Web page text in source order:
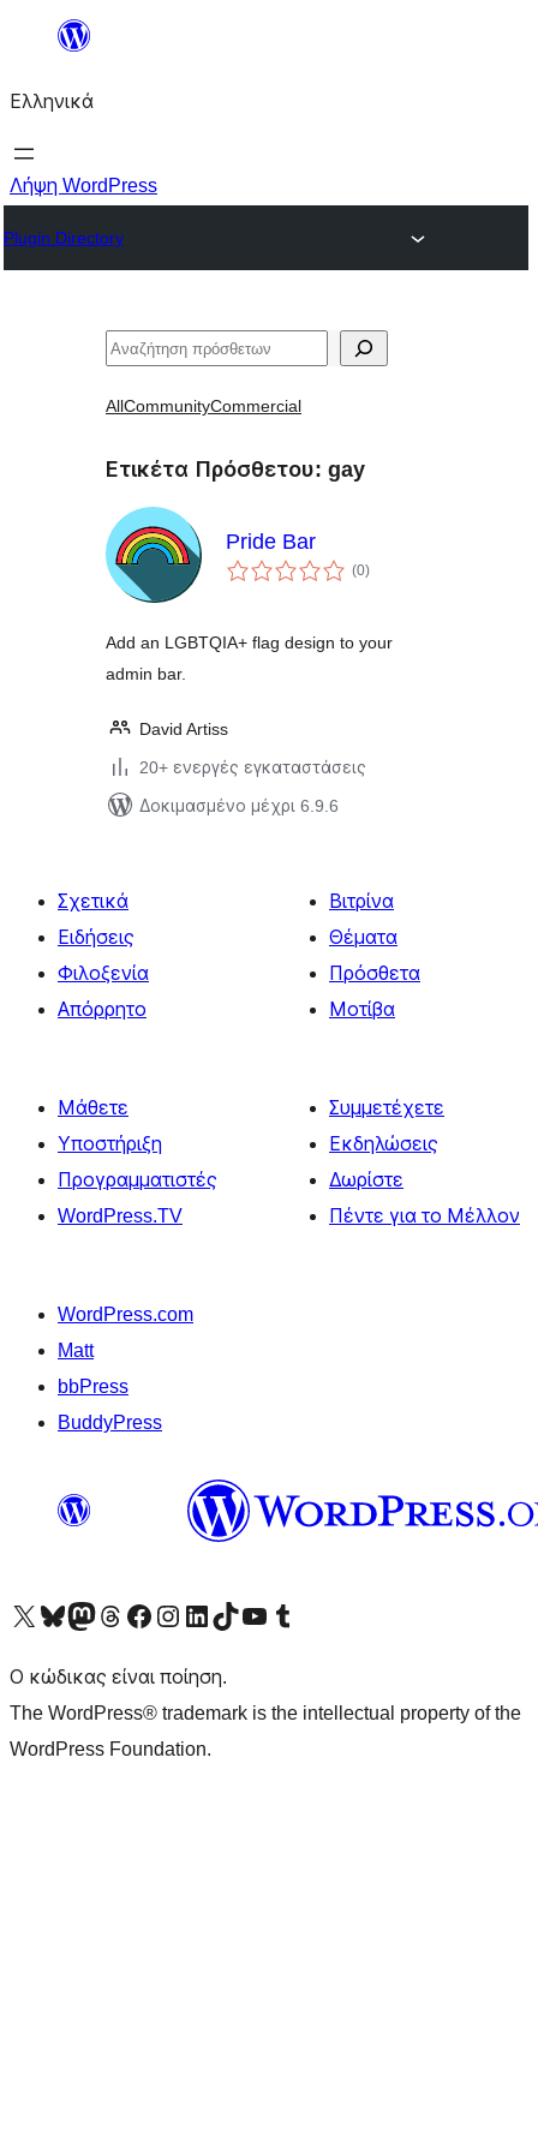
Μετάβαση
περιεχόμενο
Ελληνικά
Λήψη WordPress
Plugin Directory
Αναζήτηση
AllCommunityCommercial
Ετικέτα Πρόσθετου: gay
Pride Bar
(0αξιολογήσεις
σύνολο
)
Add an LGBTQIA+ flag design to your
admin bar.
David Artiss
20+ ενεργές εγκαταστάσεις
Δοκιμασμένο μέχρι 6.9.6
Σχετικά
Ειδήσεις
Φιλοξενία
Απόρρητο
Βιτρίνα
Θέματα
Πρόσθετα
Μοτίβα
Μάθετε
Υποστήριξη
Προγραμματιστές
WordPress.TV
Συμμετέχετε
Εκδηλώσεις
Δωρίστε
Πέντε για το Μέλλον
WordPress.com
Matt
bbPress
BuddyPress
Visit our X (formerly Twitter) account
Visit our Bluesky account
Επισκεφθείτε τον λογαριασμό μας στο Mastodon
Visit our Threads account
Επισκεφτείτε τη σελίδα μας στο Facebook
Επισκεφθείτε τον λογαριασμό μας Instagram
Επισκεφθείτε τον λογαριασμό μας LinkedIn
Visit our TikTok account
Visit our YouTube channel
Visit our Tumblr account
Ο κώδικας είναι ποίηση.
The WordPress® trademark is the intellectual property of the
WordPress Foundation.